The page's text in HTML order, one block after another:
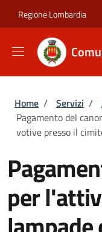
Regione Lombardia
Briciole di
Home / Servizi /
Pagamento del
votive presso il
per